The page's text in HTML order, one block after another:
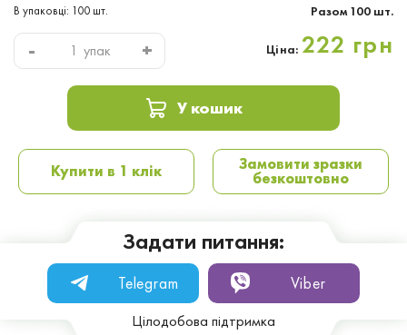
В упаковці: 100 шт.
- упак +
Разом100 шт.
Ціна: 222 грн
У кошик
Купити в 1 клік Замовити зразки
безкоштовно
Задати питання:
Telegram Viber
Цілодобова підтримка